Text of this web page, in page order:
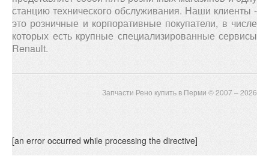
станцию технического обслуживания. Наши клиенты -
это розничные и корпоративные покупатели, в числе
которых есть крупные специализированные сервисы
Renault.
Запчасти Рено купить в Перми © 2007 – 2026
[an error occurred while processing the directive]